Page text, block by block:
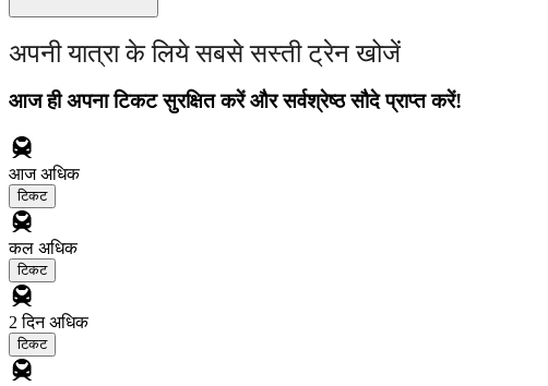
अपनी यात्रा के लिये सबसे सस्ती ट्रेन खोजें
आज ही अपना टिकट सुरक्षित करें और सर्वश्रेष्ठ सौदे प्राप्त करें!
आजअधिक
टिकट
कल अधिक
टिकट
2 दिनअधिक
टिकट